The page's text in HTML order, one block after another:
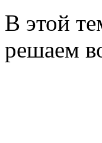
В этой
решаем